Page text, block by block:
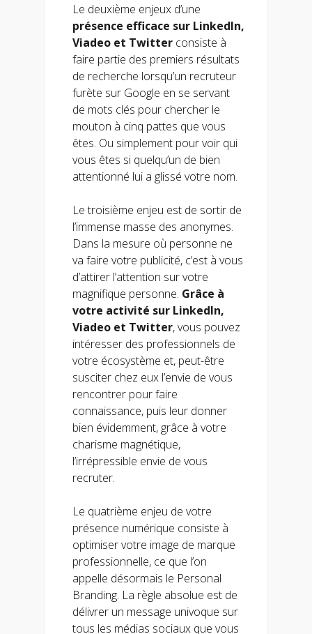
Le deuxième enjeux d’une
présence efficace sur LinkedIn,
Viadeo et Twitter consiste à
faire partie des premiers résultats
de recherche lorsqu’un recruteur
furète sur Google en se servant
de mots clés pour chercher le
mouton à cinq pattes que vous
êtes. Ou simplement pour voir qui
vous êtes si quelqu’un de bien
attentionné lui a glissé votre nom.
Le troisième enjeu est de sortir de
l’immense masse des anonymes.
Dans la mesure où personne ne
va faire votre publicité, c’est à vous
d’attirer l’attention sur votre
magnifique personne. Grâce à
votre activité sur LinkedIn,
Viadeo et Twitter, vous pouvez
intéresser des professionnels de
votre écosystème et, peut-être
susciter chez eux l’envie de vous
rencontrer pour faire
connaissance, puis leur donner
bien évidemment, grâce à votre
charisme magnétique,
l’irrépressible envie de vous
recruter.
Le quatrième enjeu de votre
présence numérique consiste à
optimiser votre image de marque
professionnelle, ce que l’on
appelle désormais le Personal
Branding. La règle absolue est de
délivrer un message univoque sur
tous les médias sociaux que vous